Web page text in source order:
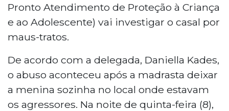
Pronto Atendimento de Proteção à Criança
e ao Adolescente) vai investigar o casal por
maus-tratos.
De acordo com a delegada, Daniella Kades,
o abuso aconteceu após a madrasta deixar
a menina sozinha no local onde estavam
os agressores. Na noite de quinta-feira (8),